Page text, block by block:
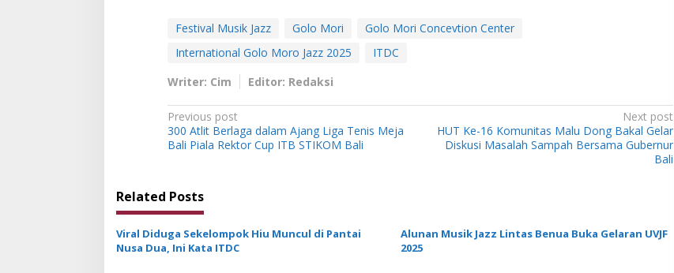
Festival Musik Jazz Golo Mori
Golo Mori Concevtion Center
International Golo Moro Jazz 2025
ITDC
Writer: Cim
Editor: Redaksi
P
o
t
n
a
v
Previous post
300 Atlit Berlaga dalam Ajang Liga Tenis Meja
Bali Piala Rektor Cup ITB STIKOM Bali
Next post
HUT Ke-16 Komunitas Malu Dong Bakal Gelar
Diskusi Masalah Sampah Bersama Gubernur
Bali
Related Posts
Viral Diduga Sekelompok Hiu Muncul di Pantai
Nusa Dua, Ini Kata ITDC
Alunan Musik Jazz Lintas Benua Buka Gelaran UVJF
2025